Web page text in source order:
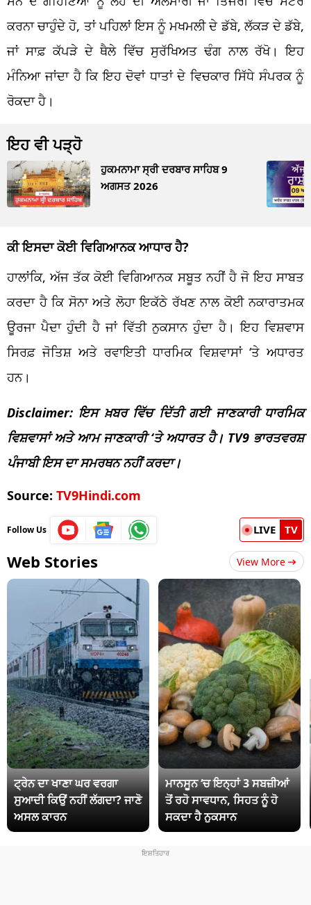
ਕਰਨਾ ਚਾਹੁੰਦੇ ਹੋ, ਤਾਂ ਪਹਿਲਾਂ ਇਸ ਨੂੰ ਮਖਮਲੀ ਦੇ ਡੱਬੇ, ਲੱਕੜ ਦੇ ਡੱਬੇ,
ਜਾਂ ਸਾਫ਼ ਕੱਪੜੇ ਦੇ ਥੈਲੇ ਵਿੱਚ ਸੁਰੱਖਿਅਤ ਢੰਗ ਨਾਲ ਰੱਖੋ। ਇਹ
ਮੰਨਿਆ ਜਾਂਦਾ ਹੈ ਕਿ ਇਹ ਦੋਵਾਂ ਧਾਤਾਂ ਦੇ ਵਿਚਕਾਰ ਸਿੱਧੇ ਸੰਪਰਕ ਨੂੰ
ਰੋਕਦਾ ਹੈ।
ਇਹ ਵੀ ਪੜ੍ਹੋ
ਹੁਕਮਨਾਮਾ ਸ੍ਰੀ ਦਰਬਾਰ ਸਾਹਿਬ 9
ਅਗਸਤ 2026
ਕੀ ਇਸਦਾ ਕੋਈ ਵਿਗਿਆਨਕ ਆਧਾਰ ਹੈ?
ਹਾਲਾਂਕਿ, ਅੱਜ ਤੱਕ ਕੋਈ ਵਿਗਿਆਨਕ ਸਬੂਤ ਨਹੀਂ ਹੈ ਜੋ ਇਹ ਸਾਬਤ
ਕਰਦਾ ਹੈ ਕਿ ਸੋਨਾ ਅਤੇ ਲੋਹਾ ਇਕੱਠੇ ਰੱਖਣ ਨਾਲ ਕੋਈ ਨਕਾਰਾਤਮਕ
ਊਰਜਾ ਪੈਦਾ ਹੁੰਦੀ ਹੈ ਜਾਂ ਵਿੱਤੀ ਨੁਕਸਾਨ ਹੁੰਦਾ ਹੈ। ਇਹ ਵਿਸ਼ਵਾਸ
ਸਿਰਫ਼ ਜੋਤਿਸ਼ ਅਤੇ ਰਵਾਇਤੀ ਧਾਰਮਿਕ ਵਿਸ਼ਵਾਸਾਂ ‘ਤੇ ਅਧਾਰਤ
ਹਨ।
Disclaimer: ਇਸ ਖ਼ਬਰ ਵਿੱਚ ਦਿੱਤੀ ਗਈ ਜਾਣਕਾਰੀ ਧਾਰਮਿਕ
ਵਿਸ਼ਵਾਸਾਂ ਅਤੇ ਆਮ ਜਾਣਕਾਰੀ ‘ਤੇ ਅਧਾਰਤ ਹੈ। TV9 ਭਾਰਤਵਰਸ਼
ਪੰਜਾਬੀ ਇਸ ਦਾ ਸਮਰਥਨ ਨਹੀਂ ਕਰਦਾ।
Source: TV9Hindi.com
Follow Us LIVE TV
Web Stories View More
ਟ੍ਰੇਨ ਦਾ ਖਾਣਾ ਘਰ ਵਰਗਾ
ਸੁਆਦੀ ਕਿਉਂ ਨਹੀਂ ਲੱਗਦਾ? ਜਾਣੋ
ਅਸਲ ਕਾਰਨ
ਮਾਨਸੂਨ ‘ਚ ਇਨ੍ਹਾਂ 3 ਸਬਜ਼ੀਆਂ
ਤੋਂ ਰਹੋ ਸਾਵਧਾਨ, ਸਿਹਤ ਨੂੰ ਹੋ
ਸਕਦਾ ਹੈ ਨੁਕਸਾਨ